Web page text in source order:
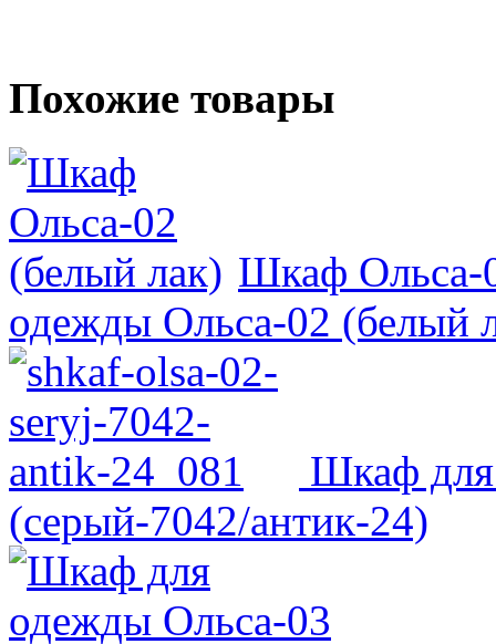
Похожие товары
Шкаф Ольса-
одежды Ольса-02 (белый
Шкаф
(серый-7042/антик-24)